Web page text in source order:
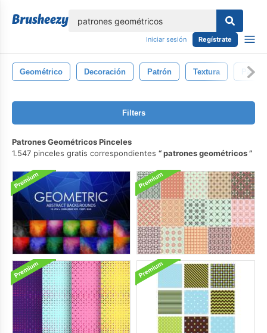
Iniciar sesión Regístrate
Geométrico Decoración Patrón Textura Papel
Filters
Patrones Geométricos Pinceles
1.547 pinceles gratis correspondientes
patrones geométricos